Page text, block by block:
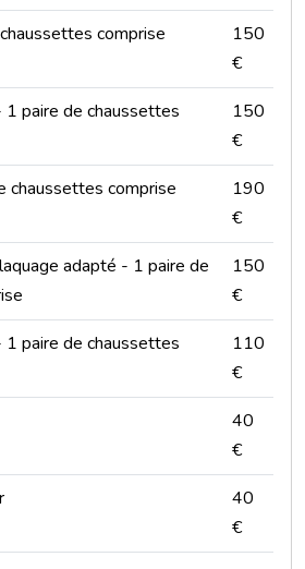
comprise
150
€
1 paire de chaussettes
150
€
chaussettes comprise
190
€
adapté - 1 paire de
150
€
paire de chaussettes
110
€
40
€
40
€